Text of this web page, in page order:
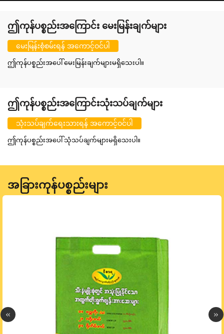
ဤကုန်ပစ္စည်းအကြောင်း မေးမြန်းချက်များ
မေးမြန်းစုံစမ်းရန် အကောင့်ဝင်ပါ
ဤကုန်ပစ္စည်းအပေါ် မေးမြန်းချက်များမရှိသေးပါ။
ဤကုန်ပစ္စည်းအကြောင်းသုံးသပ်ချက်များ
သုံးသပ်ချက်ရေးသားရန် အကောင့်ဝင်ပါ
ဤကုန်ပစ္စည်းအပေါ် သုံသပ်ချက်များမရှိသေးပါ။
အခြားကုန်ပစ္စည်းများ